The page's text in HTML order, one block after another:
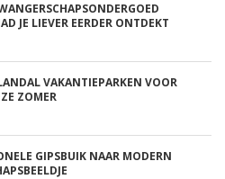
JE LIEVER EERDER ONTDEKT
VAKANTIEPARKEN VOOR
ZOMER
GIPSBUIK NAAR MODERN